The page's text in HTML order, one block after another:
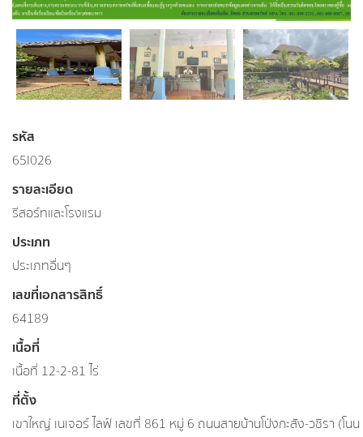
รหัส
65I026
รายละเอียด
รีสอร์ทและโรงแรม
ประเภท
ประเภทอื่นๆ
เลขที่เอกสารสิทธิ์
64189
เนื้อที่
เนื้อที่ 12-2-81 ไร่
ที่ตั้ง
เขาใหญ่ เนเจอร์ ไลฟ์ เลขที่ 861 หมู่ 6 ถนนสายบ้านโป่งกะสัง-วชิรา (โนน